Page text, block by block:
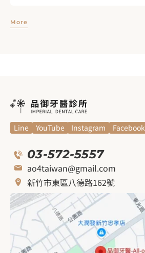
More
Line YouTube Instagram Facebook
03-572-5557
ao4taiwan@gmail.com
新竹市東區八德路162號